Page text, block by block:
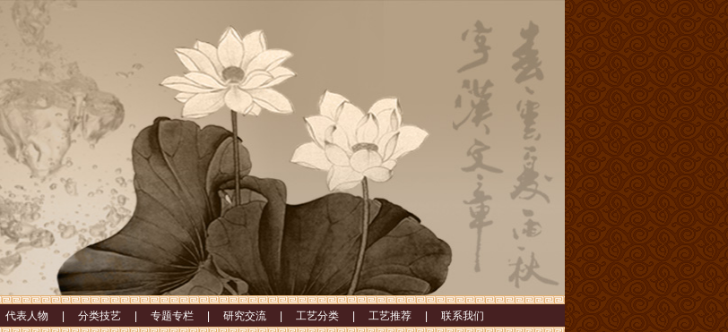
代表人物 | 分类技艺 | 专题专栏 | 研究交流 | 工艺分类 | 工艺推荐 | 联系我们